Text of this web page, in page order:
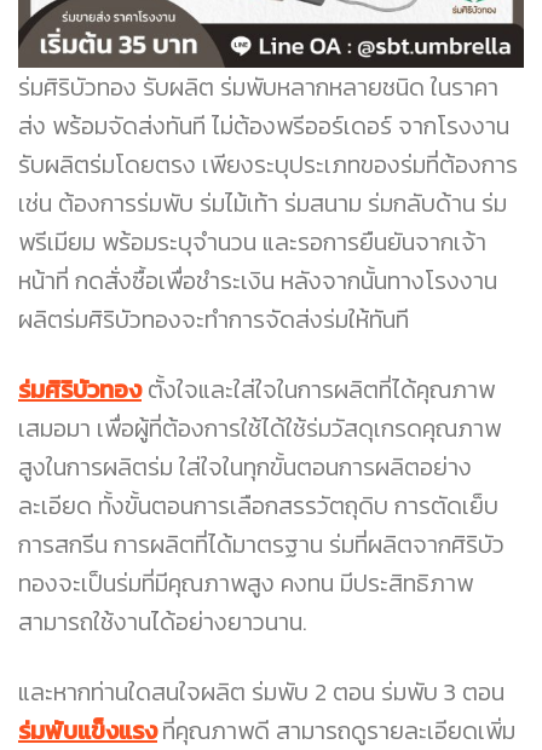
ร่มศิริบัวทอง รับผลิต ร่มพับหลากหลายชนิด ในราคา
ส่ง พร้อมจัดส่งทันที ไม่ต้องพรีออร์เดอร์ จากโรงงาน
รับผลิตร่มโดยตรง เพียงระบุประเภทของร่มที่ต้องการ
เช่น ต้องการร่มพับ ร่มไม้เท้า ร่มสนาม ร่มกลับด้าน ร่ม
พรีเมียม พร้อมระบุจำนวน และรอการยืนยันจากเจ้า
หน้าที่ กดสั่งซื้อเพื่อชำระเงิน หลังจากนั้นทางโรงงาน
ผลิตร่มศิริบัวทองจะทำการจัดส่งร่มให้ทันที
ร่มศิริบัวทองตั้งใจและใส่ใจในการผลิตที่ได้คุณภาพ
เสมอมา เพื่อผู้ที่ต้องการใช้ได้ใช้ร่มวัสดุเกรดคุณภาพ
สูงในการผลิตร่ม ใส่ใจในทุกขั้นตอนการผลิตอย่าง
ละเอียด ทั้งขั้นตอนการเลือกสรรวัตถุดิบ การตัดเย็บ
การสกรีน การผลิตที่ได้มาตรฐาน ร่มที่ผลิตจากศิริบัว
ทองจะเป็นร่มที่มีคุณภาพสูง คงทน มีประสิทธิภาพ
สามารถใช้งานได้อย่างยาวนาน.
และหากท่านใดสนใจผลิต ร่มพับ 2 ตอน ร่มพับ 3 ตอน
ร่มพับแข็งแรงที่คุณภาพดี สามารถดูรายละเอียดเพิ่ม